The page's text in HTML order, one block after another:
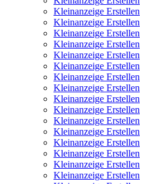
Kleinanzeige Erstellen
Kleinanzeige Erstellen
Kleinanzeige Erstellen
Kleinanzeige Erstellen
Kleinanzeige Erstellen
Kleinanzeige Erstellen
Kleinanzeige Erstellen
Kleinanzeige Erstellen
Kleinanzeige Erstellen
Kleinanzeige Erstellen
Kleinanzeige Erstellen
Kleinanzeige Erstellen
Kleinanzeige Erstellen
Kleinanzeige Erstellen
Kleinanzeige Erstellen
Kleinanzeige Erstellen